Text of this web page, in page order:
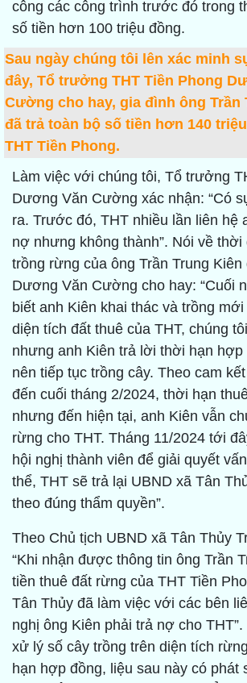
công các công trình trước đó trong
số tiền hơn 100 triệu đồng.
Sau ngày chúng tôi lên xác minh
đây, Tổ trưởng THT Tiền Phong
Cường cho hay, gia đình ông Trần
đã trả toàn bộ số tiền hơn 140
THT Tiền Phong.
Làm việc với chúng tôi, Tổ trưởng
Dương Văn Cường xác nhận: “Có
ra. Trước đó, THT nhiều lần liên hệ
nợ nhưng không thành”. Nói về thời
trồng rừng của ông Trần Trung Kiên
Dương Văn Cường cho hay: “Cuối
biết anh Kiên khai thác và trồng
diện tích đất thuê của THT, chúng
nhưng anh Kiên trả lời thời hạn
nên tiếp tục trồng cây. Theo cam
đến cuối tháng 2/2024, thời hạn
nhưng đến hiện tại, anh Kiên vẫn
rừng cho THT. Tháng 11/2024 tới
hội nghị thành viên để giải quyết
thể, THT sẽ trả lại UBND xã Tân
theo đúng thẩm quyền”.
Theo Chủ tịch UBND xã Tân Thủy
“Khi nhận được thông tin ông Trần
tiền thuê đất rừng của THT Tiền
Tân Thủy đã làm việc với các bên
nghị ông Kiên phải trả nợ cho
xử lý số cây trồng trên diện tích
hạn hợp đồng, liệu sau này có phát